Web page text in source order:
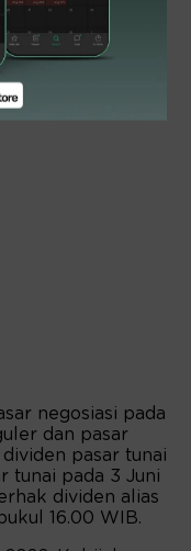
negosiasi pada
dan pasar
pasar tunai
tunai pada 3 Juni
dividen alias
16.00 WIB.